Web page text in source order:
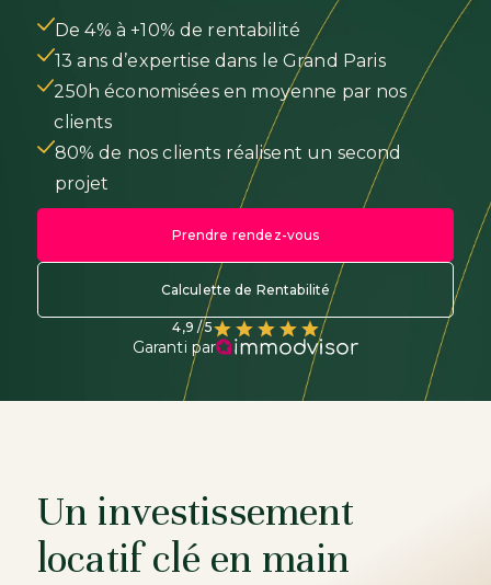
De 4% à +10% de rentabilité
13 ans d’expertise dans le Grand Paris
250h économisées en moyenne par nos
clients
80% de nos clients réalisent un second
projet
Prendre rendez-vous
Calculette de Rentabilité
4,9 / 5
Garanti par
Un investissement
locatif clé en main